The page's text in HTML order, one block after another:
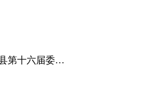
中国共产党磴口县第十七次代表大会关于中共磴口县第十六届委员会工作报告的决议（2026年7月30日中国共产党磴口县第十七次代表大会通过）